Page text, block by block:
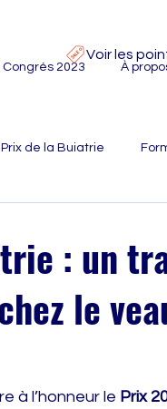
Congrés 2023 À
Voir les
Prix de la Buiatrie
: un
le
à l’honneur le Prix